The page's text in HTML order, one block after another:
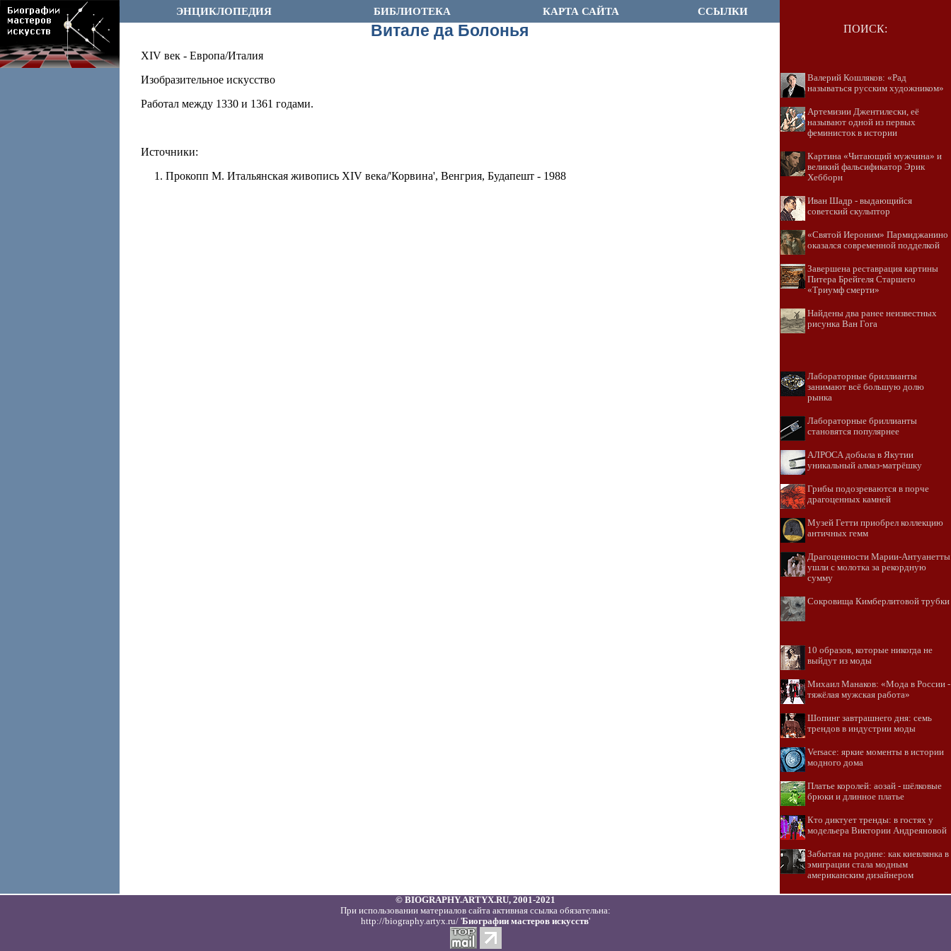
ЭНЦИКЛОПЕДИЯ БИБЛИОТЕКА КАРТА САЙТА ССЫЛКИ
Витале да Болонья
XIV век - Европа/Италия
Изобразительное искусство
Работал между 1330 и 1361 годами.
Источники:
Прокопп М. Итальянская живопись XIV века/'Корвина', Венгрия, Будапешт - 1988
ПОИСК:
Валерий Кошляков: «Рад
называться русским художником»
Артемизии Джентилески, её
называют одной из первых
феминисток в истории
Картина «Читающий мужчина» и
великий фальсификатор Эрик
Хебборн
Иван Шадр - выдающийся
советский скульптор
«Святой Иероним» Пармиджанино
оказался современной подделкой
Завершена реставрация картины
Питера Брейгеля Старшего
«Триумф смерти»
Найдены два ранее неизвестных
рисунка Ван Гога
Лабораторные бриллианты
занимают всё большую долю
рынка
Лабораторные бриллианты
становятся популярнее
АЛРОСА добыла в Якутии
уникальный алмаз-матрёшку
Грибы подозреваются в порче
драгоценных камней
Музей Гетти приобрел коллекцию
античных гемм
Драгоценности Марии-Антуанетты
ушли с молотка за рекордную
сумму
Сокровища Кимберлитовой трубки
10 образов, которые никогда не
выйдут из моды
Михаил Манаков: «Мода в России -
тяжёлая мужская работа»
Шопинг завтрашнего дня: семь
трендов в индустрии моды
Versace: яркие моменты в истории
модного дома
Платье королей: аозай - шёлковые
брюки и длинное платье
Кто диктует тренды: в гостях у
модельера Виктории Андреяновой
Забытая на родине: как киевлянка в
эмиграции стала модным
американским дизайнером
© BIOGRAPHY.ARTYX.RU, 2001-2021
При использовании материалов сайта активная ссылка обязательна:
http://biography.artyx.ru/ 'Биографии мастеров искусств'